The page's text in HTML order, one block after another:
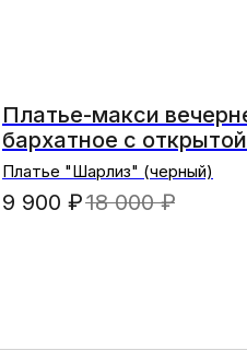
Платье-макси
бархатное с
"Шарлиз"
Платье "Шарлиз" (черный)
9 900 ₽18 000 ₽